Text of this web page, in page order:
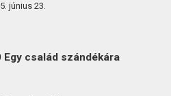
június 23.
Egy család szándékára